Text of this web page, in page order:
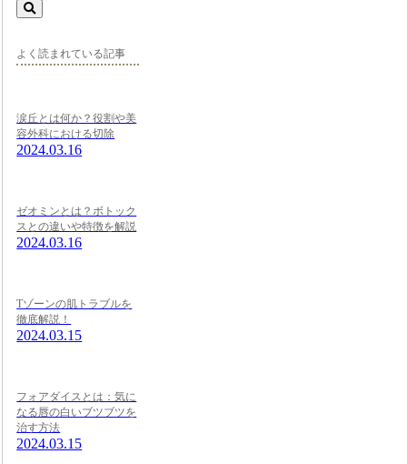
よく読まれている記事
涙丘とは何か？役割や美
容外科における切除
2024.03.16
ゼオミンとは？ボトック
スとの違いや特徴を解説
2024.03.16
Tゾーンの肌トラブルを
徹底解説！
2024.03.15
フォアダイスとは：気に
なる唇の白いブツブツを
治す方法
2024.03.15